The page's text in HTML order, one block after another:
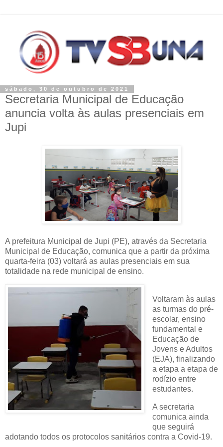
sábado, 30 de outubro de 2021
Secretaria Municipal de Educação
anuncia volta às aulas presenciais em
Jupi
A prefeitura Municipal de Jupi (PE), através da Secretaria
Municipal de Educação, comunica que a partir da próxima
quarta-feira (03) voltará as aulas presenciais em sua
totalidade na rede municipal de ensino.
Voltaram às aulas
as turmas do pré-
escolar, ensino
fundamental e
Educação de
Jovens e Adultos
(EJA), finalizando
a etapa a etapa de
rodízio entre
estudantes.
A secretaria
comunica ainda
que seguirá
adotando todos os protocolos sanitários contra a Covid-19.